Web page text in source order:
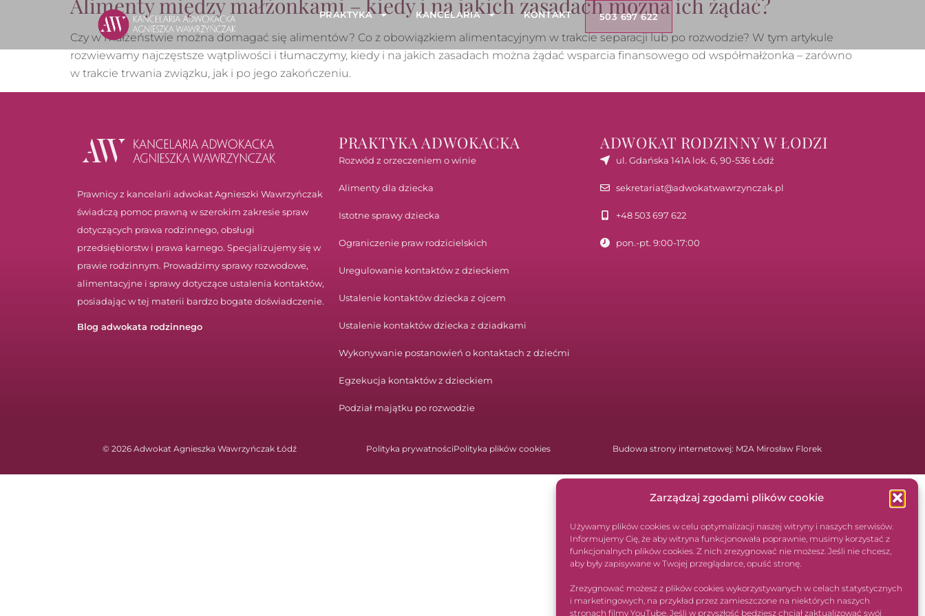
Zarządzaj zgodami plików cookie
Używamy plików cookies w celu optymalizacji naszej witryny i naszych serwisów.
Informujemy Cię, że aby witryna funkcjonowała poprawnie, musimy korzystać z
funkcjonalnych plików cookies. Z nich zrezygnować nie możesz. Jeśli nie chcesz,
aby były zapisywane w Twojej przeglądarce, opuść stronę.
Zrezygnować możesz z plików cookies wykorzystywanych w celach statystycznych
i marketingowych, na przykład przez zamieszczone na niektórych naszych
stronach filmy YouTube. Jeśli w przyszłość będziesz chciał zaktualizować swój
PRAKTYKA KANCELARIA KONTAKT 503 697 622
Alimenty między małżonkami – kiedy i na jakich zasadach można ich żądać?
Czy w małżeństwie można domagać się alimentów? Co z obowiązkiem alimentacyjnym w trakcie separacji lub po rozwodzie? W tym artykule
rozwiewamy najczęstsze wątpliwości i tłumaczymy, kiedy i na jakich zasadach można żądać wsparcia finansowego od współmałżonka – zarówno
w trakcie trwania związku, jak i po jego zakończeniu.
Prawnicy z kancelarii adwokat Agnieszki Wawrzyńczak
świadczą pomoc prawną w szerokim zakresie spraw
dotyczących prawa rodzinnego, obsługi
przedsiębiorstw i prawa karnego. Specjalizujemy się w
prawie rodzinnym. Prowadzimy sprawy rozwodowe,
alimentacyjne i sprawy dotyczące ustalenia kontaktów,
posiadając w tej materii bardzo bogate doświadczenie.
Blog adwokata rodzinnego
PRAKTYKA ADWOKACKA
Rozwód z orzeczeniem o winie
Alimenty dla dziecka
Istotne sprawy dziecka
Ograniczenie praw rodzicielskich
Uregulowanie kontaktów z dzieckiem
Ustalenie kontaktów dziecka z ojcem
Ustalenie kontaktów dziecka z dziadkami
Wykonywanie postanowień o kontaktach z dziećmi
Egzekucja kontaktów z dzieckiem
Podział majątku po rozwodzie
ADWOKAT RODZINNY W ŁODZI
ul. Gdańska 141A lok. 6, 90-536 Łódź
sekretariat@adwokatwawrzynczak.pl
+48 503 697 622
pon.-pt. 9:00-17:00
© 2026 Adwokat Agnieszka Wawrzyńczak Łódź Polityka prywatnościPolityka plików cookies Budowa strony internetowej: M2A Mirosław Florek